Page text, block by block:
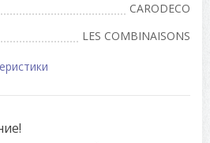
CARODECO
LES COMBINAISONS